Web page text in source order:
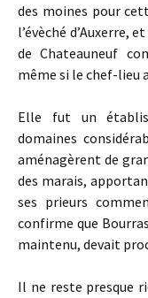
des moines pour
l’évèché
de Chateauneuf
même si le chef-lieu
Elle fut un
domaines
aménagèrent de
des marais,
ses prieurs
confirme que
maintenu, devait
Il ne reste presque